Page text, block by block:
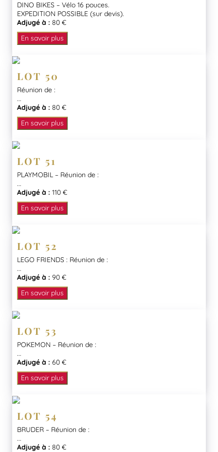
DINO BIKES – Vélo 16 pouces.
EXPEDITION POSSIBLE (sur devis).
Adjugé à : 80 €
En savoir plus
LOT 50
Réunion de :
...
Adjugé à : 80 €
En savoir plus
LOT 51
PLAYMOBIL – Réunion de :
...
Adjugé à : 110 €
En savoir plus
LOT 52
LEGO FRIENDS : Réunion de :
...
Adjugé à : 90 €
En savoir plus
LOT 53
POKEMON – Réunion de :
...
Adjugé à : 60 €
En savoir plus
LOT 54
BRUDER – Réunion de :
...
Adjugé à : 80 €